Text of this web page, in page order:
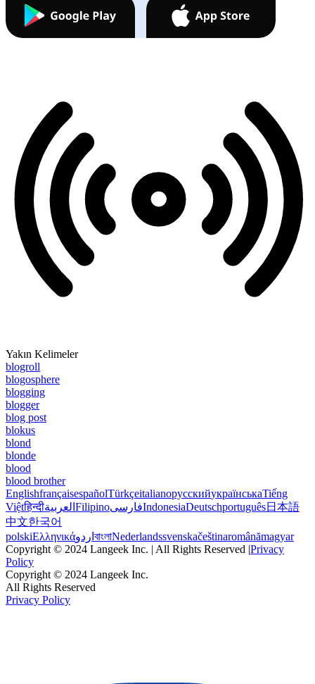
Yakın Kelimeler
blogroll
blogosphere
blogging
blogger
blog post
blokus
blond
blonde
blood
blood brother
EnglishfrançaisespañolTürkçeitalianoрусскийукраїнськаTiếng
Việtहिन्दीالعربية FilipinoفارسیIndonesiaDeutschportuguês日本語
中文한국어
polskiΕλληνικάاردو বাংলাNederlandssvenskačeštinaromânămagyar
Copyright © 2024 Langeek Inc. | All Rights Reserved |Privacy
Policy
Copyright © 2024 Langeek Inc.
All Rights Reserved
Privacy Policy